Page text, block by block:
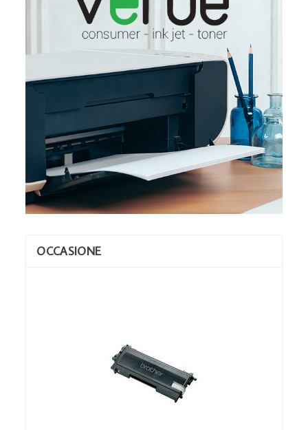
OCCASIONE